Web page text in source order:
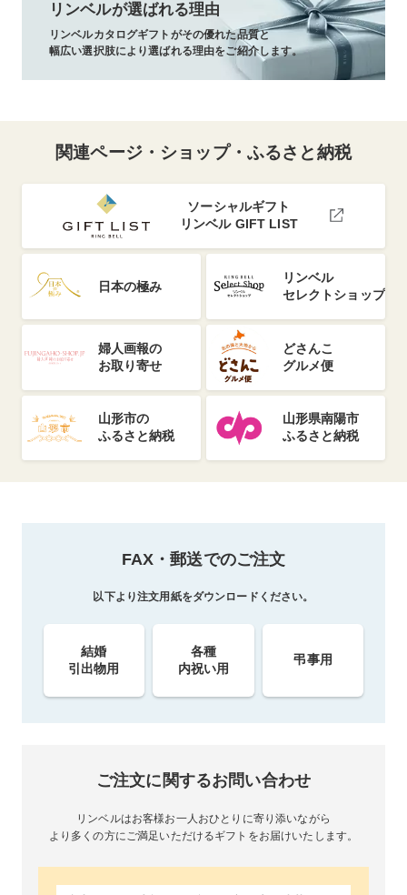
リンベルが選ばれる理由
リンベルカタログギフトがその優れた品質と
幅広い選択肢により選ばれる理由をご紹介します。
関連ページ・ショップ・ふるさと納税
ソーシャルギフト
リンベル GIFT LIST
日本の極み
リンベル
セレクトショップ
婦人画報の
お取り寄せ
どさんこ
グルメ便
山形市の
ふるさと納税
山形県南陽市
ふるさと納税
FAX・郵送でのご注文
以下より注文用紙をダウンロードください。
結婚
引出物用
各種
内祝い用
弔事用
ご注文に関するお問い合わせ
リンベルはお客様お一人おひとりに寄り添いながら
より多くの方にご満足いただけるギフトをお届けいたします。